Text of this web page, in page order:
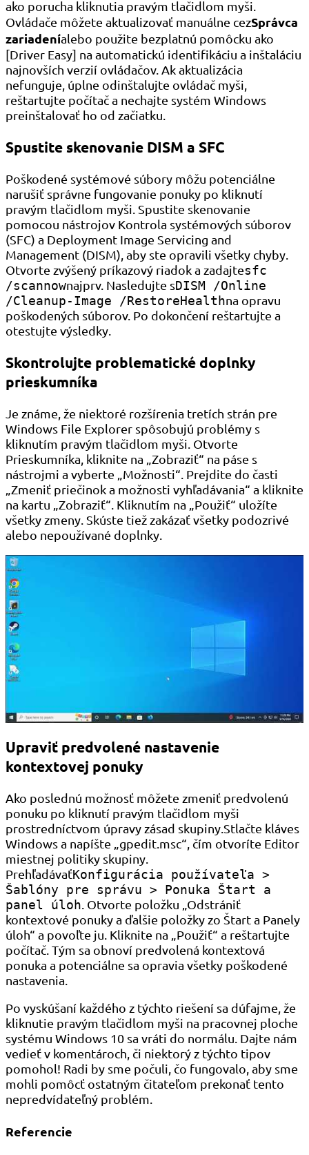
ako porucha kliknutia pravým tlačidlom myši.
Ovládače môžete aktualizovať manuálne cezSprávca
zariadeníalebo použite bezplatnú pomôcku ako
[Driver Easy] na automatickú identifikáciu a inštaláciu
najnovších verzií ovládačov. Ak aktualizácia
nefunguje, úplne odinštalujte ovládač myši,
reštartujte počítač a nechajte systém Windows
preinštalovať ho od začiatku.
Spustite skenovanie DISM a SFC
Poškodené systémové súbory môžu potenciálne
narušiť správne fungovanie ponuky po kliknutí
pravým tlačidlom myši. Spustite skenovanie
pomocou nástrojov Kontrola systémových súborov
(SFC) a Deployment Image Servicing and
Management (DISM), aby ste opravili všetky chyby.
Otvorte zvýšený príkazový riadok a zadajtesfc
/scannownajprv. Nasledujte sDISM /Online
/Cleanup-Image /RestoreHealthna opravu
poškodených súborov. Po dokončení reštartujte a
otestujte výsledky.
Skontrolujte problematické doplnky
prieskumníka
Je známe, že niektoré rozšírenia tretích strán pre
Windows File Explorer spôsobujú problémy s
kliknutím pravým tlačidlom myši. Otvorte
Prieskumníka, kliknite na „Zobraziť“ na páse s
nástrojmi a vyberte „Možnosti“. Prejdite do časti
„Zmeniť priečinok a možnosti vyhľadávania“ a kliknite
na kartu „Zobraziť“. Kliknutím na „Použiť“ uložíte
všetky zmeny. Skúste tiež zakázať všetky podozrivé
alebo nepoužívané doplnky.
Upraviť predvolené nastavenie
kontextovej ponuky
Ako poslednú možnosť môžete zmeniť predvolenú
ponuku po kliknutí pravým tlačidlom myši
prostredníctvom úpravy zásad skupiny.Stlačte kláves
Windows a napíšte „gpedit.msc“, čím otvoríte Editor
miestnej politiky skupiny.
PrehľadávaťKonfigurácia používateľa >
Šablóny pre správu > Ponuka Štart a
panel úloh . Otvorte položku „Odstrániť
kontextové ponuky a ďalšie položky zo Štart a Panely
úloh“ a povoľte ju. Kliknite na „Použiť“ a reštartujte
počítač. Tým sa obnoví predvolená kontextová
ponuka a potenciálne sa opravia všetky poškodené
nastavenia.
Po vyskúšaní každého z týchto riešení sa dúfajme, že
kliknutie pravým tlačidlom myši na pracovnej ploche
systému Windows 10 sa vráti do normálu. Dajte nám
vedieť v komentároch, či niektorý z týchto tipov
pomohol! Radi by sme počuli, čo fungovalo, aby sme
mohli pomôcť ostatným čitateľom prekonať tento
nepredvídateľný problém.
Referencie